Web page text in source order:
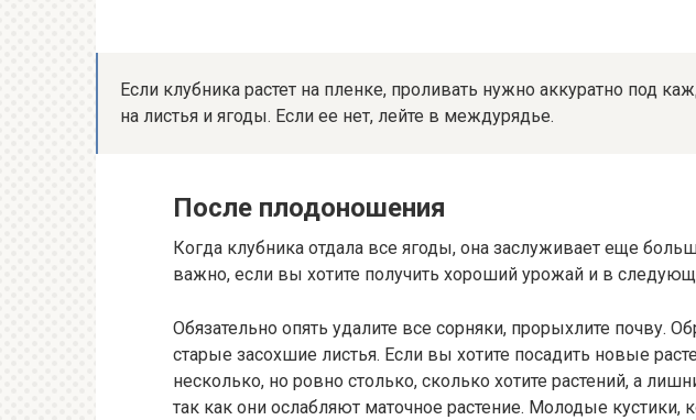
Если клубника растет на пленке, проливать нужно аккуратно под
на листья и ягоды. Если ее нет, лейте в междурядье.
После плодоношения
Когда клубника отдала все ягоды, она заслуживает еще
важно, если вы хотите получить хороший урожай и в
Обязательно опять удалите все сорняки, прорыхлите почву.
старые засохшие листья. Если вы хотите посадить новые
несколько, но ровно столько, сколько хотите растений, а
так как они ослабляют маточное растение. Молодые кустики,